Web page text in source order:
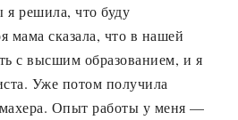
решила, что буду
мама сказала, что в нашей
с высшим образованием, и я
Уже потом получила
Опыт работы у меня —